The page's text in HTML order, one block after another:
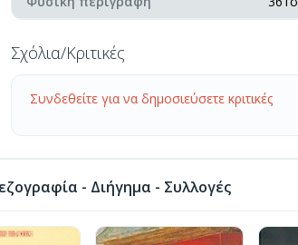
Σχόλια/Κριτικές
Συνδεθείτε για να δημοσιεύσετε κριτικές
- Διήγημα - Συλλογές